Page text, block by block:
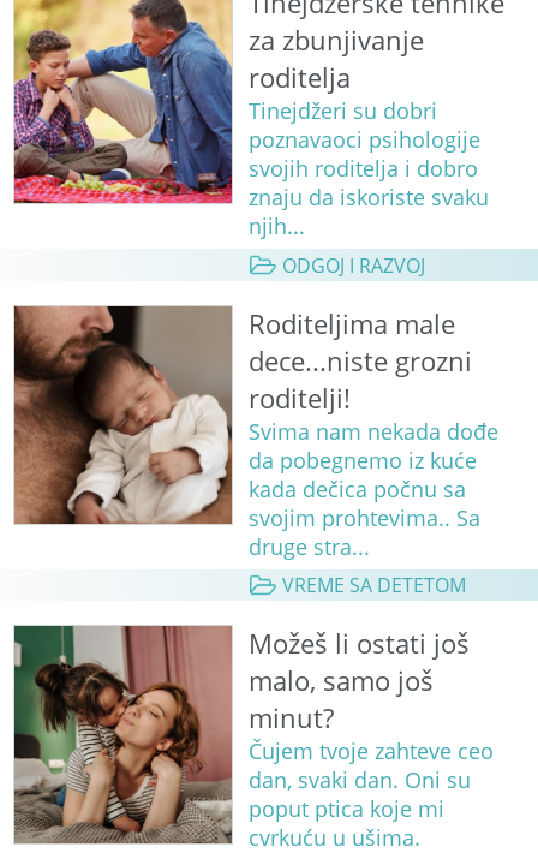
za zbunjivanje
roditelja
Tinejdžeri su dobri
poznavaoci psihologije
svojih roditelja i dobro
znaju da iskoriste svaku
njih...
ODGOJ I RAZVOJ
Roditeljima male
dece...niste grozni
roditelji!
Svima nam nekada dođe
da pobegnemo iz kuće
kada dečica počnu sa
svojim prohtevima.. Sa
druge stra...
VREME SA DETETOM
Možeš li ostati još
malo, samo još
minut?
Čujem tvoje zahteve ceo
dan, svaki dan. Oni su
poput ptica koje mi
cvrkuću u ušima.